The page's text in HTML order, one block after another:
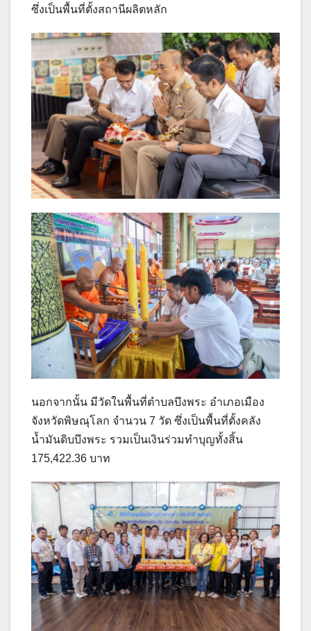
ซึ่งเป็นพื้นที่ตั้งสถานีผลิตหลัก
นอกจากนั้น มีวัดในพื้นที่ตําบลบึงพระ อำเภอเมือง
จังหวัดพิษณุโลก จำนวน 7 วัด ซึ่งเป็นพื้นที่ตั้งคลัง
น้ำมันดิบบึงพระ รวมเป็นเงินร่วมทำบุญทั้งสิ้น
175,422.36 บาท